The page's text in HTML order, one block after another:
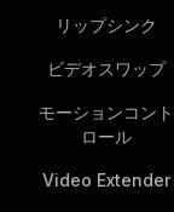
リップシンク
ビデオスワップ
モーションコント
ロール
Video Extender